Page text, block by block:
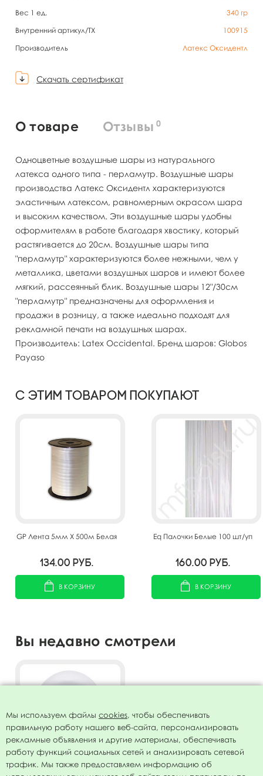
Вес 1 ед.
340 гр
Внутренний артикул/TX
100915
Производитель
Латекс Оксидентл
Скачать сертификат
О товаре Отзывы 0
Одноцветные воздушные шары из натурального
латекса одного типа - перламутр. Воздушные шары
производства Латекс Оксидентл характеризуются
эластичным латексом, равномерным окрасом шара
и высоким качеством. Эти воздушные шары удобны
оформителям в работе благодаря хвостику, который
растягивается до 20см. Воздушные шары типа
"перламутр" характеризуются более нежными, чем у
металлика, цветами воздушных шаров и имеют более
мягкий, рассеянный блик. Воздушные шары 12"/30см
"перламутр" предназначены для оформления и
продажи в розницу, а также идеально подходят для
рекламной печати на воздушных шарах.
Производитель: Latex Occidental. Бренд шаров: Globos
Payaso
С этим товаром покупают
GP Лента 5мм X 500м Белая
134.00 руб.
В КОРЗИНУ
Eq Палочки Белые 100 шт/уп
160.00 руб.
В КОРЗИНУ
Вы недавно смотрели
Мы используем файлы cookies, чтобы обеспечивать
правильную работу нашего веб-сайта, персонализировать
рекламные объявления и другие материалы, обеспечивать
работу функций социальных сетей и анализировать сетевой
трафик. Мы также предоставляем информацию об